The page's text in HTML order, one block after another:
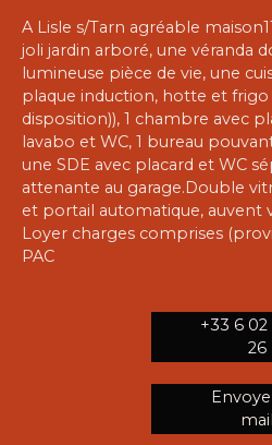
A Lisle s/Tarn agréable
joli jardin arboré, une véranda
lumineuse pièce de vie, une
plaque induction, hotte et
disposition)), 1 chambre avec
lavabo et WC, 1 bureau
une SDE avec placard et WC
attenante au garage.Double
et portail automatique, auvent
Loyer charges comprises
PAC
+33 6 02
26
mail